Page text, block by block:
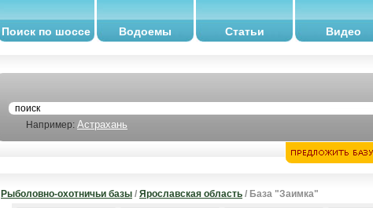
Поиск по шоссе Водоемы Статьи Видео
Например: Астрахань
Рыболовно-охотничьи базы / Ярославская область / База "Заимка"